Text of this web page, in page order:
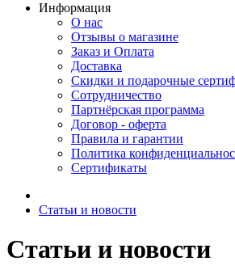
Информация
О нас
Отзывы о магазине
Заказ и Оплата
Доставка
Скидки и подарочные
Сотрудничество
Партнёрская программа
Договор - оферта
Правила и гарантии
Политика
Сертификаты
Статьи и новости
Статьи и новости